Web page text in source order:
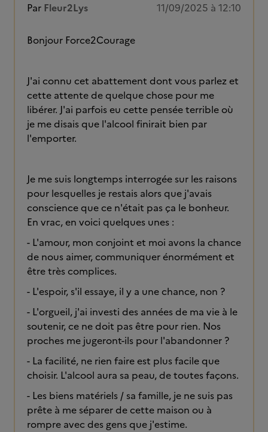
Par Fleur2Lys 11/09/2025 à 12:10
Bonjour Force2Courage
J'ai connu cet abattement dont vous parlez et
cette attente de quelque chose pour me
libérer. J'ai parfois eu cette pensée terrible où
je me disais que l'alcool finirait bien par
l'emporter.
Je me suis longtemps interrogée sur les raisons
pour lesquelles je restais alors que j'avais
conscience que ce n'était pas ça le bonheur.
En vrac, en voici quelques unes :
- L'amour, mon conjoint et moi avons la chance
de nous aimer, communiquer énormément et
être très complices.
- L'espoir, s'il essaye, il y a une chance, non ?
- L'orgueil, j'ai investi des années de ma vie à le
soutenir, ce ne doit pas être pour rien. Nos
proches me jugeront-ils pour l'abandonner ?
- La facilité, ne rien faire est plus facile que
choisir. L'alcool aura sa peau, de toutes façons.
- Les biens matériels / sa famille, je ne suis pas
prête à me séparer de cette maison ou à
rompre avec des gens que j'estime.